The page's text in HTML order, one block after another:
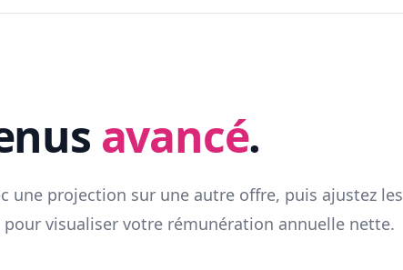
avancé.
une projection sur une autre offre, puis ajustez les
visualiser votre rémunération annuelle nette.